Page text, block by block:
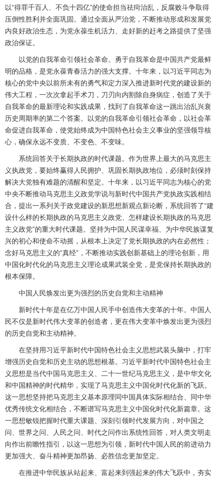
以“得罪千百人、不负十四亿”的使命担当祛疴治乱，反腐败斗争取得
压倒性胜利并全面巩固。通过全面从严治党，不断推动形成和发展党
内良好政治生态，为党永葆生机活力、走好新的赶考之路提供了坚强
政治保证。
以党的自我革命引领社会革命。勇于自我革命是中国共产党最鲜
明的品格，是党永葆青春活力的强大支撑。十年来，以习近平同志为
核心的党中央以前所未有的勇气和定力深入推进新时代党的建设新的
伟大工程，一次次拿起手术刀，刀刃向内割除自身病症，创造了关于
自我革命的最新理论和实践成果，找到了自我革命这一跳出治乱兴衰
历史周期率的第二个答案。以党的自我革命引领社会革命，以社会革
命促进自我革命，使党始终成为中国特色社会主义事业的坚强领导核
心，确保永远不变质、不变色、不变味。
系统回答关于长期执政的时代课题。作为世界上最大的马克思主
义执政党，要始终赢得人民拥护、巩固长期执政地位，必须时刻保持
解决大党独有难题的清醒和坚定。十年来，以习近平同志为核心的党
中央不断推动马克思主义政党学说与新时代中国共产党执政实践相结
合，提出一系列关于政党建设的新思想新观点新论断，系统回答了“建
设什么样的长期执政的马克思主义政党、怎样建设长期执政的马克思
主义政党”的重大时代课题。坚持为中国人民谋幸福、为中华民族谋复
兴的初心和使命不动摇，从根本上决定了党长期执政的内在必然性；
念好马克思主义的“真经”，不断推动实践创新基础上的理论创新，用
中国化时代化的马克思主义理论成果武装全党，是党保持长期执政的
根本保障。
中国人民焕发出更为强烈的历史自觉和主动精神
新时代十年是在亿万中国人民手中创造伟大变革的十年。中国人
民不仅是新时代伟大变革的创造者，更在伟大变革中焕发出更为强烈
的历史自觉和主动精神。
在坚持用习近平新时代中国特色社会主义思想武装头脑中，打牢
增强历史自觉和历史主动的思想根基。习近平新时代中国特色社会主
义思想是当代中国马克思主义、二十一世纪马克思主义，是中华文化
和中国精神的时代精华，实现了马克思主义中国化时代化新的飞跃。
这一思想坚持把马克思主义基本原理同中国具体实际相结合、同中华
优秀传统文化相结合，不断谱写马克思主义中国化时代化新篇章。这
一思想敏锐把握时代重大课题、深刻引领时代发展方向，对中国之
问、世界之问、人民之问、时代之问作出系统性回答，对人类文明走
向作出前瞻性指引，以这一思想为引领，新时代中国人民的前进动力
更加强大、奋斗精神更加昂扬、必胜信念更加坚定。
在推进中华民族从站起来、富起来到强起来的伟大飞跃中，夯实